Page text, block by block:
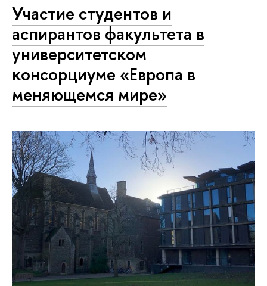
Участие студентов и
аспирантов факультета в
университетском
консорциуме «Европа в
меняющемся мире»